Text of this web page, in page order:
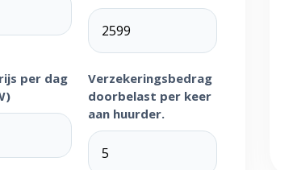
per dag
Verzekeringsbedrag
doorbelast per keer
aan huurder.